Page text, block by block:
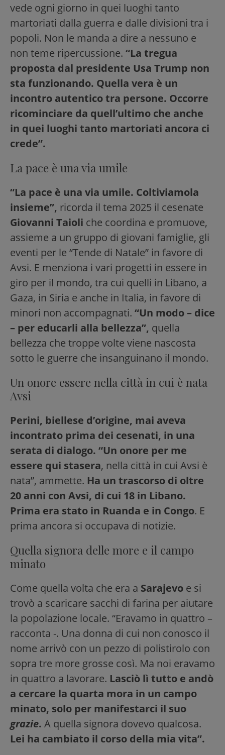
vede ogni giorno in quei luoghi tanto
martoriati dalla guerra e dalle divisioni tra i
popoli. Non le manda a dire a nessuno e
non teme ripercussione. “La tregua
proposta dal presidente Usa Trump non
sta funzionando. Quella vera è un
incontro autentico tra persone. Occorre
ricominciare da quell’ultimo che anche
in quei luoghi tanto martoriati ancora ci
crede”.
La pace è una via umile
“La pace è una via umile. Coltiviamola
insieme”, ricorda il tema 2025 il cesenate
Giovanni Taioli che coordina e promuove,
assieme a un gruppo di giovani famiglie, gli
eventi per le “Tende di Natale” in favore di
Avsi. E menziona i vari progetti in essere in
giro per il mondo, tra cui quelli in Libano, a
Gaza, in Siria e anche in Italia, in favore di
minori non accompagnati. “Un modo – dice
– per educarli alla bellezza”, quella
bellezza che troppe volte viene nascosta
sotto le guerre che insanguinano il mondo.
Un onore essere nella città in cui è nata
Avsi
Perini, biellese d’origine, mai aveva
incontrato prima dei cesenati, in una
serata di dialogo. “Un onore per me
essere qui stasera, nella città in cui Avsi è
nata”, ammette. Ha un trascorso di oltre
20 anni con Avsi, di cui 18 in Libano.
Prima era stato in Ruanda e in Congo. E
prima ancora si occupava di notizie.
Quella signora delle more e il campo
minato
Come quella volta che era a Sarajevo e si
trovò a scaricare sacchi di farina per aiutare
la popolazione locale. “Eravamo in quattro –
racconta -. Una donna di cui non conosco il
nome arrivò con un pezzo di polistirolo con
sopra tre more grosse così. Ma noi eravamo
in quattro a lavorare. Lasciò lì tutto e andò
a cercare la quarta mora in un campo
minato, solo per manifestarci il suo
grazie. A quella signora dovevo qualcosa.
Lei ha cambiato il corso della mia vita”.